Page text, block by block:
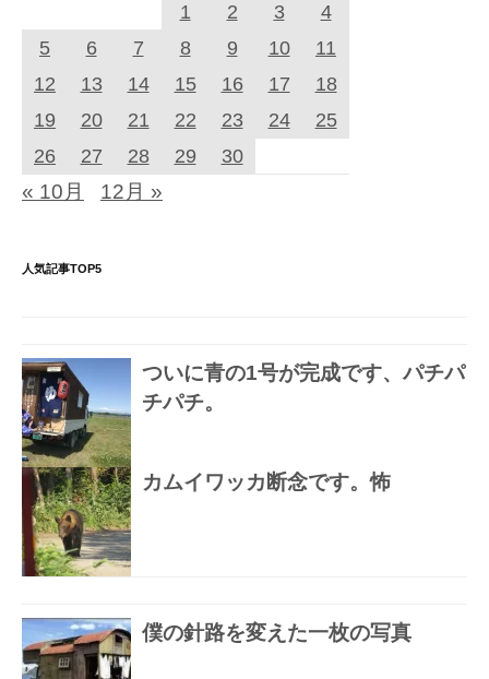
1
2 3
4
5
6 7 8 9 10
11
12
13 14 15 16 17
18
19
20 21 22 23 24
25
26
27 28 29 30
« 10月 12月 »
人気記事TOP5
ついに青の1号が完成です、パチパ
チパチ。
カムイワッカ断念です。怖
僕の針路を変えた一枚の写真